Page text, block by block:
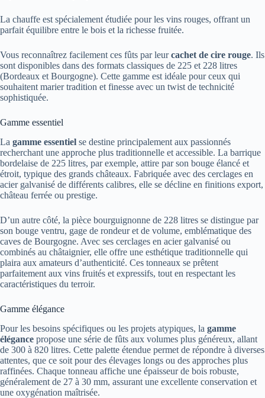
La chauffe est spécialement étudiée pour les vins rouges, offrant un
parfait équilibre entre le bois et la richesse fruitée.
Vous reconnaîtrez facilement ces fûts par leurcachet de cire rouge. Ils
sont disponibles dans des formats classiques de 225 et 228 litres
(Bordeaux et Bourgogne). Cette gamme est idéale pour ceux qui
souhaitent marier tradition et finesse avec un twist de technicité
sophistiquée.
Gamme essentiel
La gamme essentiel se destine principalement aux passionnés
recherchant une approche plus traditionnelle et accessible. La barrique
bordelaise de 225 litres, par exemple, attire par son bouge élancé et
étroit, typique des grands châteaux. Fabriquée avec des cerclages en
acier galvanisé de différents calibres, elle se décline en finitions export,
château ferrée ou prestige.
D’un autre côté, la pièce bourguignonne de 228 litres se distingue par
son bouge ventru, gage de rondeur et de volume, emblématique des
caves de Bourgogne. Avec ses cerclages en acier galvanisé ou
combinés au châtaignier, elle offre une esthétique traditionnelle qui
plaira aux amateurs d’authenticité. Ces tonneaux se prêtent
parfaitement aux vins fruités et expressifs, tout en respectant les
caractéristiques du terroir.
Gamme élégance
Pour les besoins spécifiques ou les projets atypiques, la gamme
élégance propose une série de fûts aux volumes plus généreux, allant
de 300 à 820 litres. Cette palette étendue permet de répondre à diverses
attentes, que ce soit pour des élevages longs ou des approches plus
raffinées. Chaque tonneau affiche une épaisseur de bois robuste,
généralement de 27 à 30 mm, assurant une excellente conservation et
une oxygénation maîtrisée.